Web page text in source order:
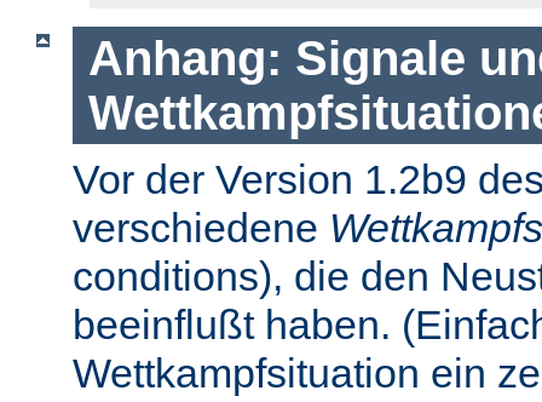
Anhang: Signale
Vor der Version 1.2b9
verschiedene
conditions), die den
beeinflußt haben.
Wettkampfsituation ein